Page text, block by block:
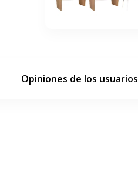
Opiniones de los usuarios